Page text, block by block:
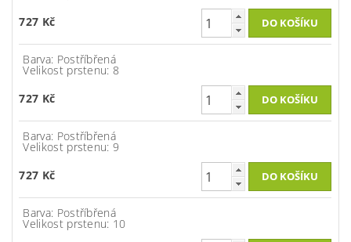
727 Kč
Barva: Postříbřená
Velikost prstenu: 8
727 Kč
Barva: Postříbřená
Velikost prstenu: 9
727 Kč
Barva: Postříbřená
Velikost prstenu: 10